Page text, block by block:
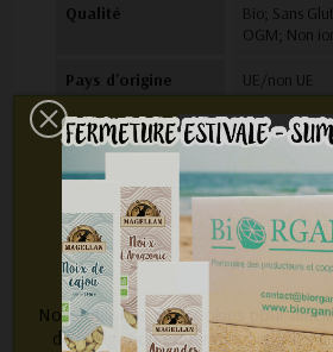
Nous utilisons des cookies pour
de navigation et personnaliser les
Qualité
Bio; Sans
OGM; Non
Pays d'origine UE/non UE
Emballage primaire
Sachet kraft
alimentaire
Masse nette / UVC 2.5kg
Emballage
secondaire
Carton kraft
UVC / carton 10X250g